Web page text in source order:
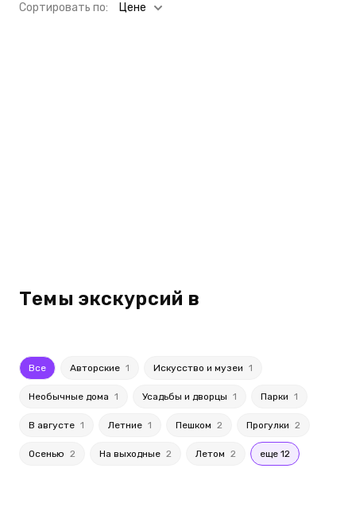
Cортировать по: Цене
Темы экскурсий в
Все Авторские 1 Искусство и музеи 1
Необычные дома 1 Усадьбы и дворцы 1 Парки 1
В августе 1 Летние 1 Пешком 2 Прогулки 2
Осенью 2 На выходные 2 Летом 2 еще 12